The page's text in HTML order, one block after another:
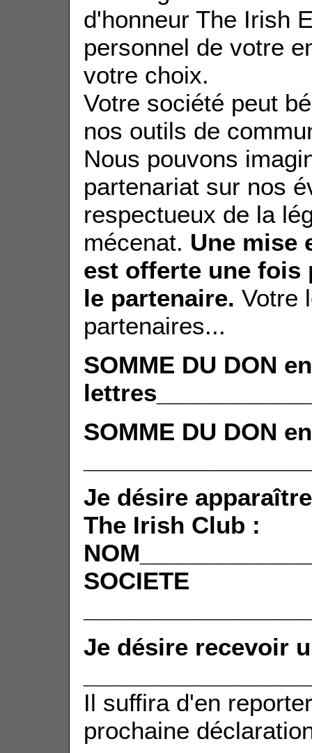
d'honneur The Irish
personnel de votre
votre choix.
Votre société peut
nos outils de
Nous pouvons
partenariat sur nos
respectueux de la
mécenat. Une mise
est offerte une fois
le partenaire. Votre
partenaires...
SOMME DU DON en
SOMME DU DON
Je désire
The Irish Club :
SOCIETE
Je désire recevoir
Il suffira d'en
prochaine